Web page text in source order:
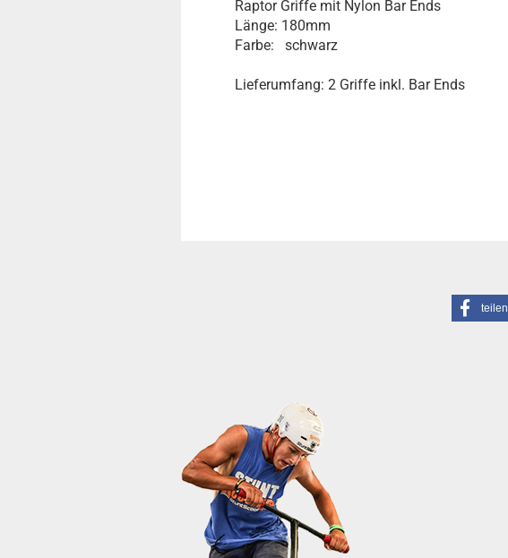
Raptor Griffe mit Nylon Bar Ends
Länge: 180mm
Farbe: schwarz
Lieferumfang: 2 Griffe inkl. Bar Ends
teilen